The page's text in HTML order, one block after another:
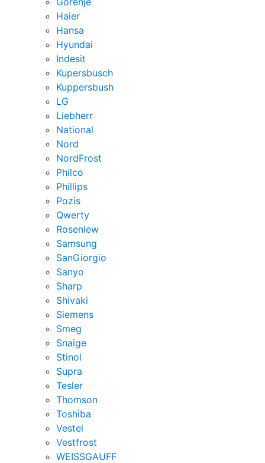
Haier
Hansa
Hyundai
Indesit
Kupersbusch
Kuppersbush
LG
Liebherr
National
Nord
NordFrost
Philco
Phillips
Pozis
Qwerty
Rosenlew
Samsung
SanGiorgio
Sanyo
Sharp
Shivaki
Siemens
Smeg
Snaige
Stinol
Supra
Tesler
Thomson
Toshiba
Vestel
Vestfrost
WEISSGAUFF